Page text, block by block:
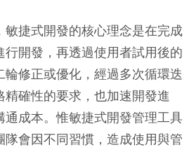
敏捷式開發的核心理念是在完成
開發，再透過使用者試用後的
輪修正或優化，經過多次循環迭
確性的要求，也加速開發進
通成本。惟敏捷式開發管理工具
會因不同習慣，造成使用與管